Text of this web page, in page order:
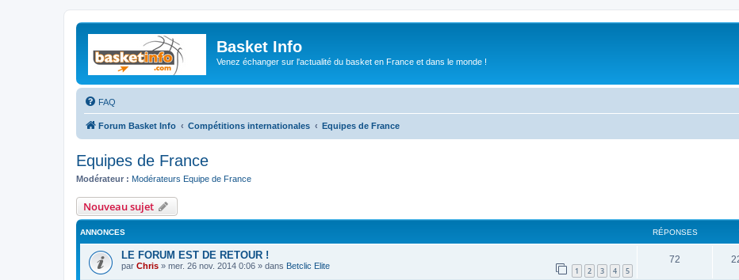
Basket Info
Venez échanger sur l'actualité du basket en France et dans le monde !
FAQ
Forum Basket Info Compétitions internationales Equipes de France
Equipes de France
Modérateur : Modérateurs Equipe de France
Nouveau sujet
ANNONCES RÉPONSES
LE FORUM EST DE RETOUR !
par Chris » mer. 26 nov. 2014 0:06 » dans Betclic Elite 1 2 3 4 5
72